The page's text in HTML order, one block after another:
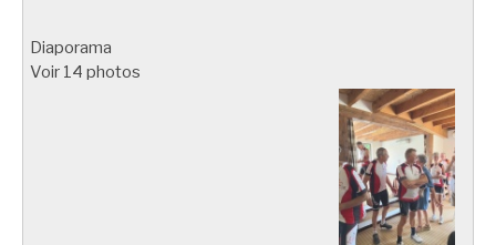
Diaporama
Voir 14 photos